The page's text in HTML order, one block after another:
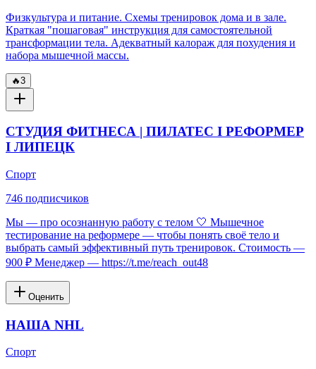
Физкультура и питание. Схемы тренировок дома и в зале.
Краткая "пошаговая" инструкция для самостоятельной
трансформации тела. Адекватный калораж для похудения и
набора мышечной массы.
🔥3
СТУДИЯ ФИТНЕСА | ПИЛАТЕС І РЕФОРМЕР
І ЛИПЕЦК
Спорт
746 подписчиков
Мы — про осознанную работу с телом 🤍 Мышечное
тестирование на реформере — чтобы понять своё тело и
выбрать самый эффективный путь тренировок. Стоимость —
900 ₽ Менеджер — https://t.me/reach_out48
Оценить
НАША NHL
Спорт